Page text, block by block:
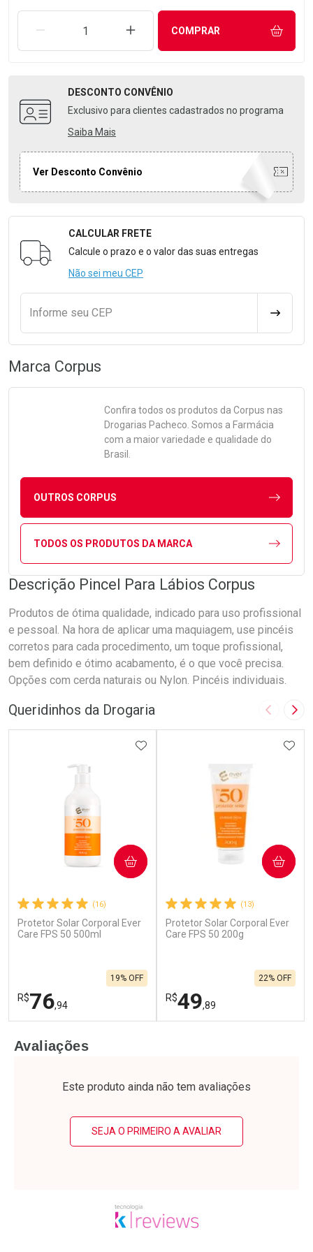
REMOVER UMA UNIDADEAUMENTAR UMA UNIDADE
COMPRAR
DESCONTO CONVÊNIO
Exclusivo para clientes cadastrados no programa
Saiba Mais
Ver Desconto Convênio
Formulário para Calcular o Frete
CALCULAR FRETE
Calcule o prazo e o valor das suas entregas
Não sei meu CEP
Informe seu CEP
Marca Corpus
Confira todos os produtos da Corpus nas
Drogarias Pacheco. Somos a Farmácia
com a maior variedade e qualidade do
Brasil.
OUTROS CORPUS
TODOS OS PRODUTOS DA MARCA
Descrição Pincel Para Lábios Corpus
Produtos de ótima qualidade, indicado para uso profissional
e pessoal. Na hora de aplicar uma maquiagem, use pincéis
corretos para cada procedimento, um toque profissional,
bem definido e ótimo acabamento, é o que você precisa.
Opções com cerda naturais ou Nylon. Pincéis individuais.
Queridinhos da Drogaria Imagem
(16)
Protetor Solar Corporal Ever
Care FPS 50 500ml
R$76,94
19% OFF
ADICIONAR AOS FAVORITOS
COMPRAR
Laboratório
Por Menos
(13)
Protetor Solar Corporal Ever
Care FPS 50 200g
R$49,89
22% OFF
COMPRAR
Laboratório
Por Menos
Avaliações
Este produto ainda não tem avaliações
SEJA O PRIMEIRO A AVALIAR